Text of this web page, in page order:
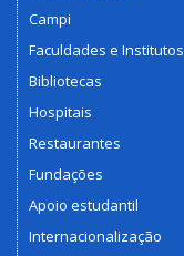
Campi
Faculdades e Institutos
Bibliotecas
Hospitais
Restaurantes
Fundações
Apoio estudantil
Internacionalização